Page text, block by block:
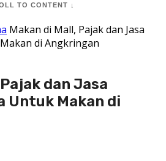
TO CONTENT ↓
Makan di Mall, Pajak dan Jasa
di Angkringan
dan Jasa
Untuk Makan di